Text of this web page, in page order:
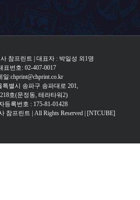
참프린트 | 대표자 : 박일성 외1명
표번호: 02-407-0017
일:chprint@chprint.co.kr
특별시 송파구 송파대로 201,
호(문정동, 테라타워2)
등록번호 : 175-81-01428
참프린트 | All Rights Reserved |
[NTCUBE]